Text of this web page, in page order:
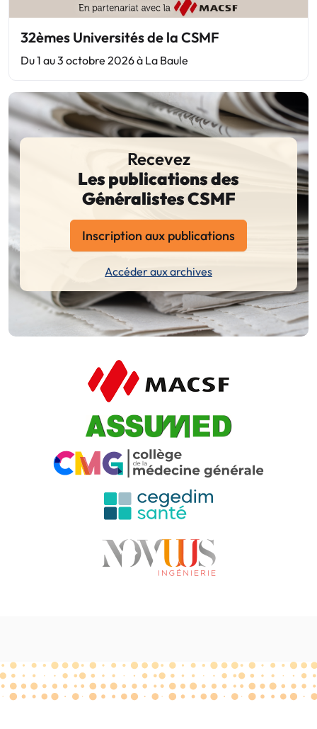
32èmes Universités de la CSMF
Du 1 au 3 octobre 2026 à La Baule
Recevez
Les publications des
Généralistes CSMF
Inscription aux publications
Accéder aux archives